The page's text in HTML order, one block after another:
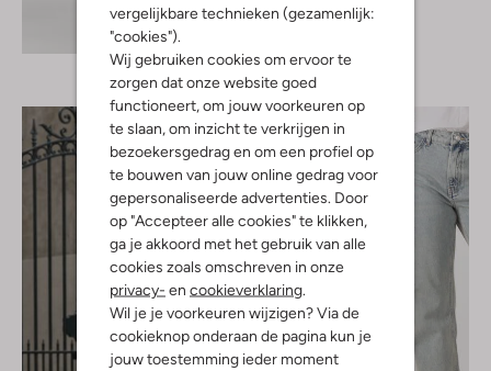
vergelijkbare technieken (gezamenlijk:
"cookies").
Wij gebruiken cookies om ervoor te
zorgen dat onze website goed
functioneert, om jouw voorkeuren op
te slaan, om inzicht te verkrijgen in
bezoekersgedrag en om een profiel op
te bouwen van jouw online gedrag voor
gepersonaliseerde advertenties. Door
op "Accepteer alle cookies" te klikken,
ga je akkoord met het gebruik van alle
cookies zoals omschreven in onze
privacy- en cookieverklaring.
Wil je je voorkeuren wijzigen? Via de
cookieknop onderaan de pagina kun je
jouw toestemming ieder moment
Ontdek de look
Midirok